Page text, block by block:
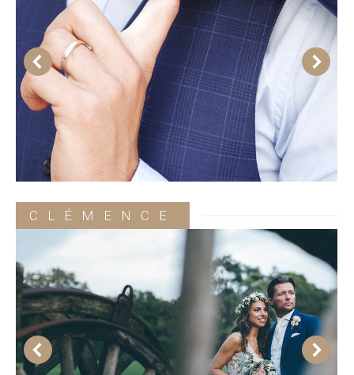
CLÉMENCE